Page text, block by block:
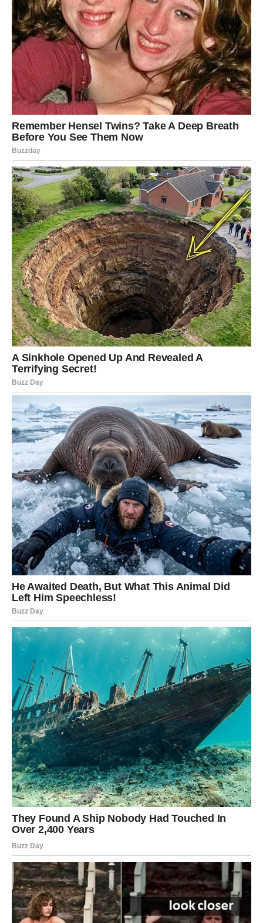
propustićete šansu. Ako se usudite – počinje potpuno
nova faza života.
BLIZANCI
Za Blizance ovo su dani razotkrivanja. Sve ono što je bilo
neizrečeno sada izlazi na videlo. Istina može doći kroz
poruku, poziv ili susret koji niste planirali.
Naredna tri dana vam donose izbor:da li ćete ostati u
priči koja vas zbunjuje ili konačno izabrati jasnoću. Na
poslovnom planu – moguć je nagli preokret. Ne bojte se
istine, jer vas ona vodi tačno tamo gde treba.
RAK
Rakovi će u naredna tri dana osetitiemocionalni
zemljotres. Istine koje izlaze mogu biti bolne, ali su
oslobađajuće. Možda shvatate da ste previše davali
nekome ko to nije znao da ceni.
Ovo je trenutak kadabirate sebe. Zvezde vam daju snagu
da presečete vezu, naviku ili obrazac koji vas je
iscrpljivao. Za neke Rakove – ovo je početak novog
emotivnog poglavlja, ali tek nakon što se zatvori staro.
LAV
Lavovi su u centru pažnje, ali sada ne mogu da sakriju
istinu iza osmeha. Naredna tri dana donosetest
iskrenosti– prema sebi i drugima.
Ako ste se pretvarali da vam nešto ne smeta – sada će
izaći na površinu. U ljubavi – istina vodi ili ka jačoj vezi ili
ka konačnom razlazu. U poslu – neko prepoznaje vašu
vrednost, ali samo ako pokažete pravo lice.
DEVICA
Devicama sledi period u kojem se ruše planovi – ali samo
da bi se napravili bolji . Naredna tri dana mogu doneti
razočaranje, ali i veliko olakšanje.
Shvatićete da nešto što ste forsirali više nema smisla.
Kada to prihvatite,otvara se nova prilika– posebno u
vezi sa poslom i ličnim razvojem. U ljubavi – prestajete da
analizirate i počinjete da osećate.
VAGA
Vage više ne mogu da balansiraju između dve istine.
Naredna tri dana vas teraju daizaberete stranu.
Možda ste pokušavali da zadovoljite sve, ali sada shvatate
da time gubite sebe. Istina dolazi kroz partnera ili blisku
osobu. Kada je prihvatite – dolazi unutrašnji mir. Za neke
Vage – ovo je trenutak kada se donosinajvažnija odluka
u poslednje vreme